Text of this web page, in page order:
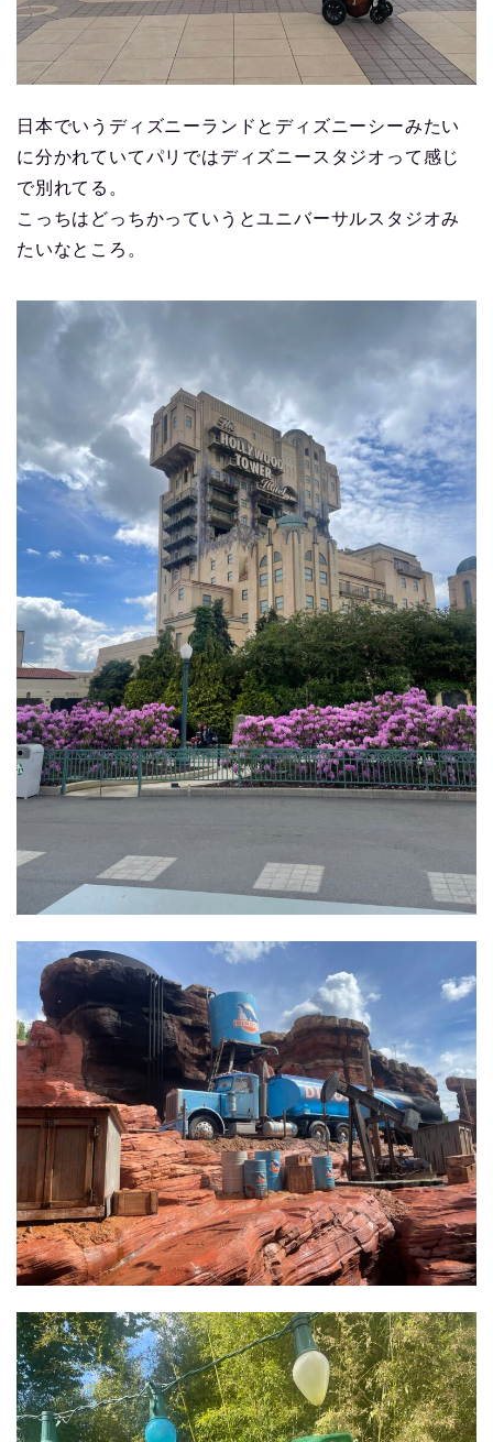
日本でいうディズニーランドとディズニーシーみたい
に分かれていてパリではディズニースタジオって感じ
で別れてる。
こっちはどっちかっていうとユニバーサルスタジオみ
たいなところ。